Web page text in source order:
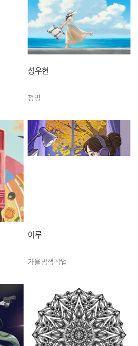
성우현
청명
이루
가을 밤샘 작업